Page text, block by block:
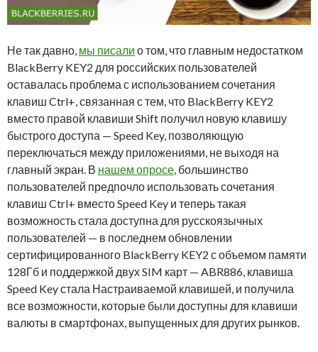
Не так давно, мы писали о том, что главным недостатком
BlackBerry KEY2 для российских пользователей
оставалась проблема с использованием сочетания
клавиш Ctrl+, связанная с тем, что BlackBerry KEY2
вместо правой клавиши Shift получил новую клавишу
быстрого доступа — Speed Key, позволяющую
переключаться между приложениями, не выходя на
главный экран. В нашем опросе, большинство
пользователей предпочло использовать сочетания
клавиш Ctrl+ вместо Speed Key и теперь такая
возможность стала доступна для русскоязычных
пользователей — в последнем обновлении
сертифицированного BlackBerry KEY2 с объемом памяти
128Гб и поддержкой двух SIM карт — ABR886, клавиша
Speed Key стала Настраиваемой клавишей, и получила
все возможности, которые были доступны для клавиши
валюты в смартфонах, выпущенных для других рынков.